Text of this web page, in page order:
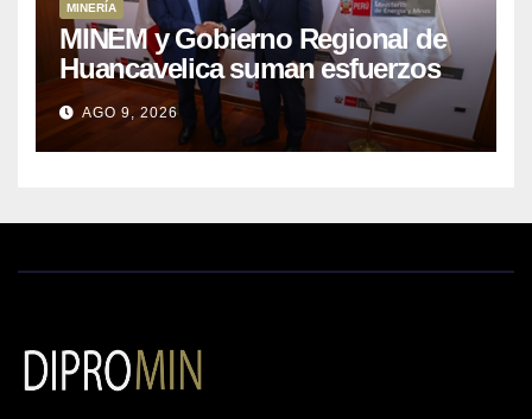
MINERÍA
MINEM y Gobierno Regional de
Huancavelica suman esfuerzos
para acelerar proyectos de
energía y poner en valor los
recursos mineros
AGO 9, 2026